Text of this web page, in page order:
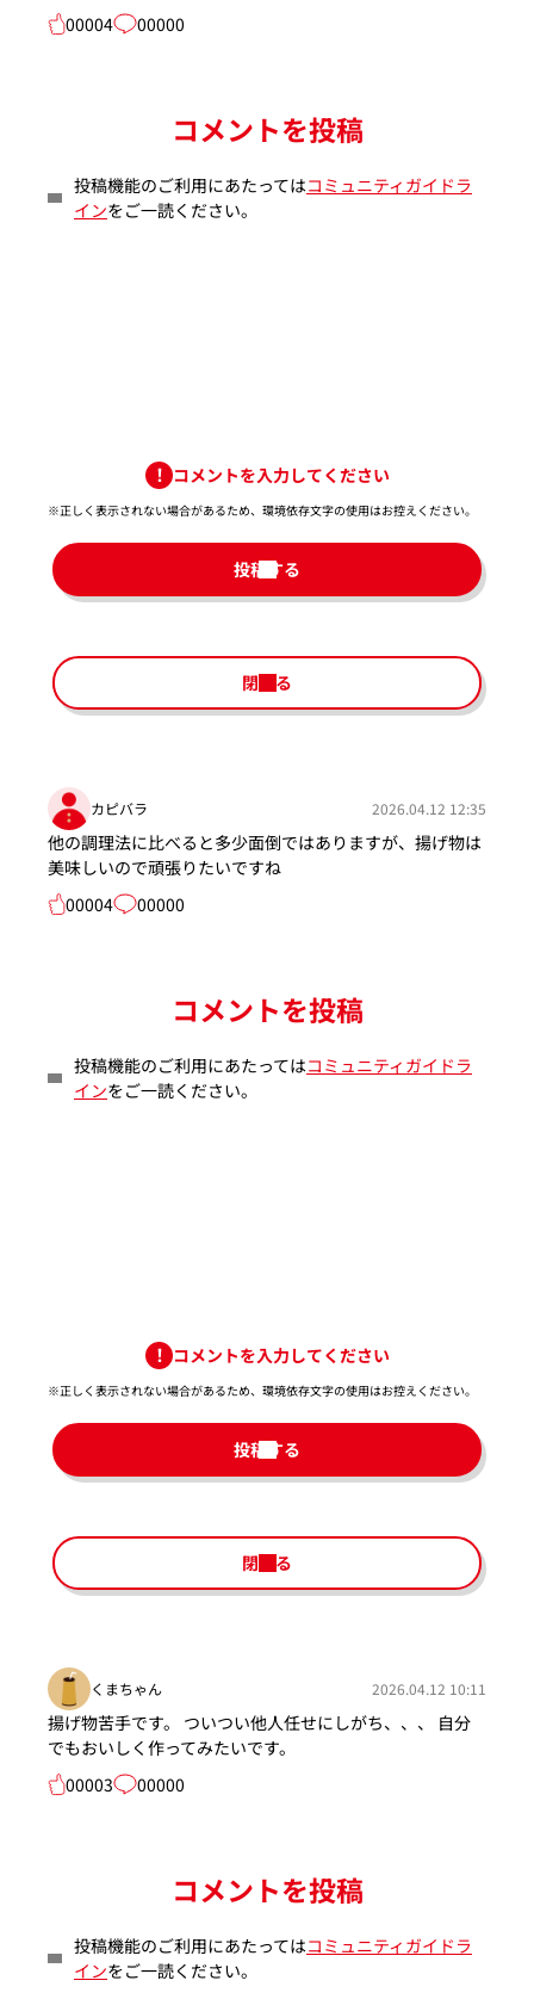
00004
00000
コメントを投稿
投稿機能のご利用にあたってはコミュニティガイドラ
インをご一読ください。
コメントを入力してください
※正しく表示されない場合があるため、環境依存文字の使用はお控えください。​
投稿する
閉じる
カピバラ 2026.04.12 12:35
他の調理法に比べると多少面倒ではありますが、揚げ物は
美味しいので頑張りたいですね
00004
00000
コメントを投稿
投稿機能のご利用にあたってはコミュニティガイドラ
インをご一読ください。
コメントを入力してください
※正しく表示されない場合があるため、環境依存文字の使用はお控えください。​
投稿する
閉じる
くまちゃん 2026.04.12 10:11
揚げ物苦手です。 ついつい他人任せにしがち、、、 自分
でもおいしく作ってみたいです。
00003
00000
コメントを投稿
投稿機能のご利用にあたってはコミュニティガイドラ
インをご一読ください。